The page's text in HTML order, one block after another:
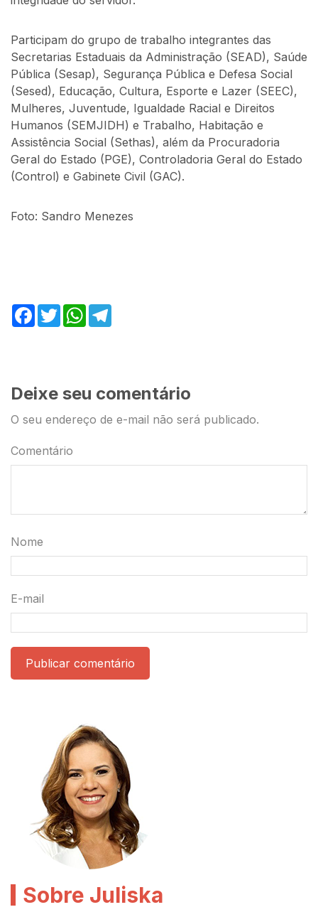
Participam do grupo de trabalho integrantes das
Secretarias Estaduais da Administração (SEAD), Saúde
Pública (Sesap), Segurança Pública e Defesa Social
(Sesed), Educação, Cultura, Esporte e Lazer (SEEC),
Mulheres, Juventude, Igualdade Racial e Direitos
Humanos (SEMJIDH) e Trabalho, Habitação e
Assistência Social (Sethas), além da Procuradoria
Geral do Estado (PGE), Controladoria Geral do Estado
(Control) e Gabinete Civil (GAC).
Foto: Sandro Menezes
Facebook
Twitter WhatsApp
Deixe seu comentário
O seu endereço de e-mail não será publicado.
Comentário
Nome
E-mail
Publicar comentário
Sobre Juliska